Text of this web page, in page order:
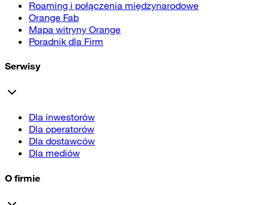
Roaming i połączenia międzynarodowe
Orange Fab
Mapa witryny Orange
Poradnik dla Firm
Serwisy
Dla inwestorów
Dla operatorów
Dla dostawców
Dla mediów
O firmie